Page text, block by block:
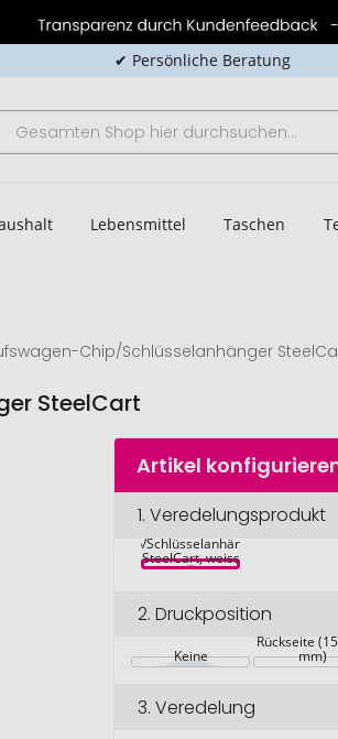
✔ Persönliche Beratung
Lebensmittel Taschen
Chip/Schlüsselanhänger
SteelCart
Artikel
1.Veredelungsprodukt
Einkaufswagen-
Chip/Schlüsselanhänger
SteelCart, weiss
2.Druckposition
Keine
Rückseite
mm)
3.Veredelung